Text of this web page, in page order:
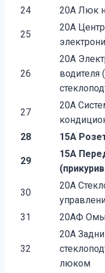
24
20A Люк
25
20A
26
20А
водителя
27
20А
28
15A
29
15А
30
20А
31
20АФ
32
20А
люком